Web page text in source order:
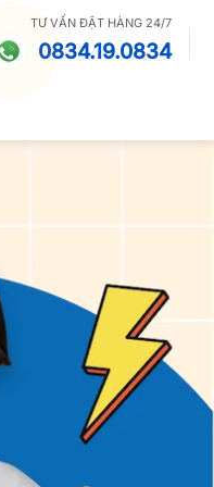
TƯ VẤN ĐẶT HÀNG 24/7
0834.19.0834